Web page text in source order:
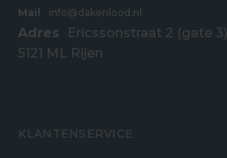
Mail
info@dakenlood.nl
Adres
Ericssonstraat 2 (gate 3)
5121 ML Rijen
KLANTENSERVICE